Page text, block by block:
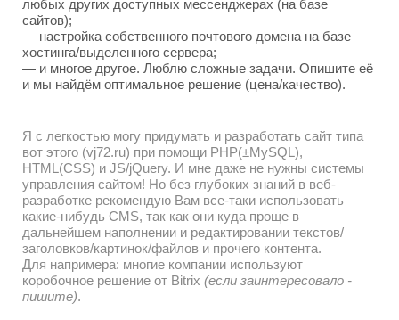
любых других доступных мессенджерах (на базе
сайтов);
— настройка собственного почтового домена на базе
хостинга/выделенного сервера;
— и многое другое. Люблю сложные задачи. Опишите её
и мы найдём оптимальное решение (цена/качество).
Я с легкостью могу придумать и разработать сайт типа
вот этого (vj72.ru) при помощи PHP(±MySQL),
HTML(CSS) и JS/jQuery. И мне даже не нужны системы
управления сайтом! Но без глубоких знаний в веб-
разработке рекомендую Вам все-таки использовать
какие-нибудь CMS, так как они куда проще в
дальнейшем наполнении и редактировании текстов/
заголовков/картинок/файлов и прочего контента.
Для напримера: многие компании используют
коробочное решение от Bitrix (если заинтересовало -
пишите).